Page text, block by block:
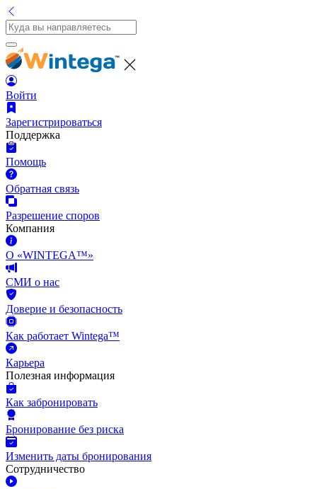
Войти
Зарегистрироваться
Поддержка
Помощь
Обратная связь
Разрешение споров
Компания
О «WINTEGA™»
СМИ о нас
Доверие и безопасность
Как работает Wintega™
Карьера
Полезная информация
Как забронировать
Бронирование без риска
Изменить даты бронирования
Сотрудничество